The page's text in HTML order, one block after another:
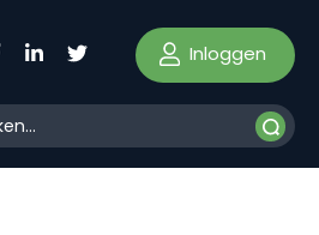
Inloggen